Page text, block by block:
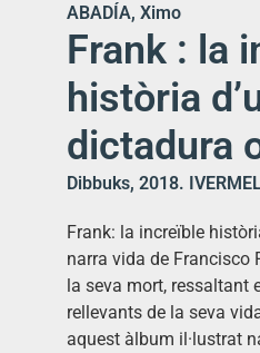
ABADÍA, Ximo
Frank : la
història
dictadura
Dibbuks, 2018.
Frank: la increïble
narra vida de Francisco
la seva mort, ressaltant
rellevants de la seva
aquest àlbum il·lustrat